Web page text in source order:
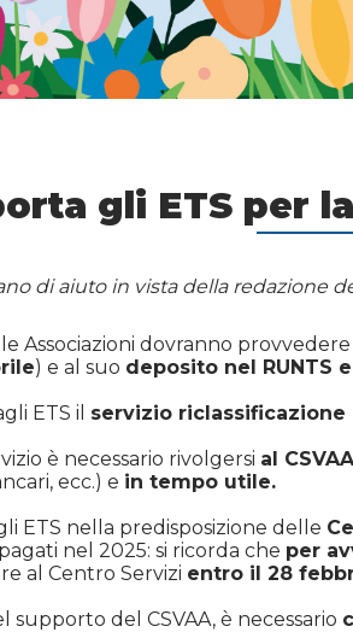
gli ETS per
di aiuto in vista della redazione
Associazioni dovranno provvedere
) e al suo deposito nel RUNTS
ETS il servizio
è necessario rivolgersi al
ecc.) e in tempo utile.
ETS nella predisposizione delle
nel 2025: si ricorda che per
al Centro Servizi entro il 28
supporto del CSVAA, è necessario